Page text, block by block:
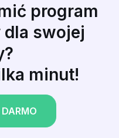
program
swojej
minut!